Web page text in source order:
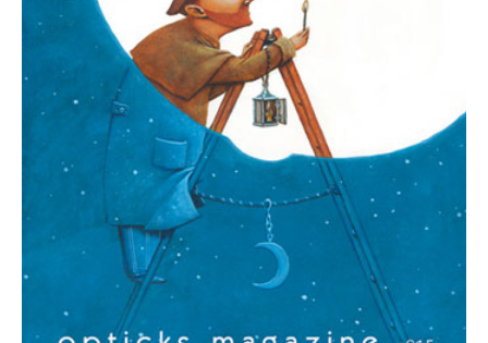
1 mayo, 2014
Revista Número 15